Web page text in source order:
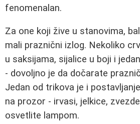
fenomenalan.
Za one koji žive u stanovima,
mali praznični izlog. Nekoliko
u saksijama, sijalice u boji i
- dovoljno je da dočarate
Jedan od trikova je i
na prozor - irvasi, jelkice,
osvetlite lampom.